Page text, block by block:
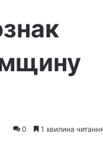
0 1 хвилина читання